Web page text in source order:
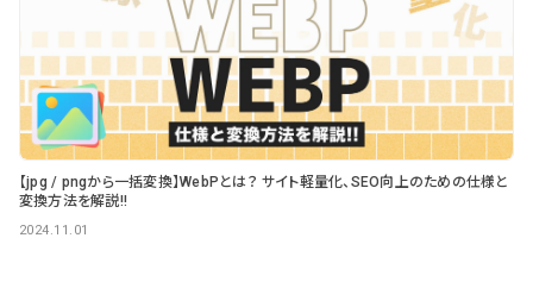
【jpg / pngから一括変換】WebPとは？ サイト軽量化、SEO向上のための仕様と
変換方法を解説!!
2024.11.01